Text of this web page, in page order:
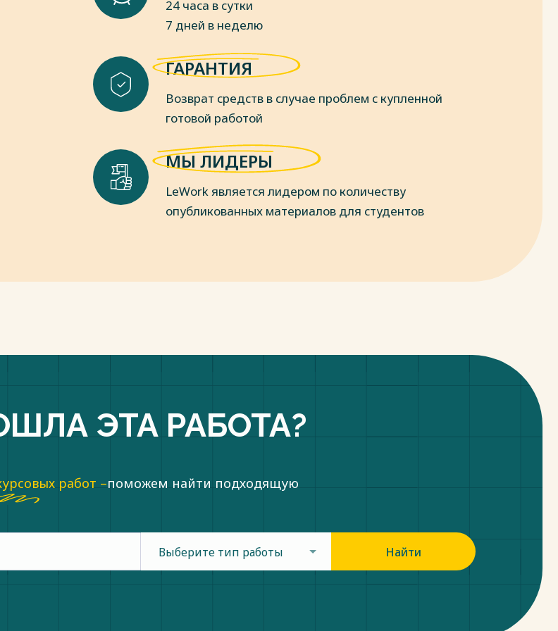
и техническими
сопряжение всех
ТС ПСС.
24 часа в сутки
7 дней в неделю
ГАРАНТИЯ
Возврат средств в случае проблем с купленной
готовой работой
МЫ ЛИДЕРЫ
LeWork является лидером по количеству
опубликованных материалов для студентов
ЭТА РАБОТА?
работ –поможем найти подходящую
Выберите тип работы Найти